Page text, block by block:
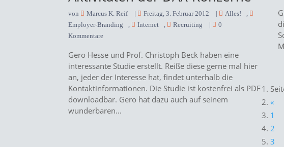
von Marcus K. Reif | Freitag, 3. Februar 2012 | Alles!
,
Employer-Branding
, Internet , Recruiting |
0
Kommentare
Gero Hesse und Prof. Christoph Beck haben eine
interessante Studie erstellt. Reiße diese gerne mal hier
an, jeder der Interesse hat, findet unterhalb die
Kontaktinformationen. Die Studie ist kostenfrei als PDF
downloadbar. Gero hat dazu auch auf seinem
wunderbaren...
«
1
2
3